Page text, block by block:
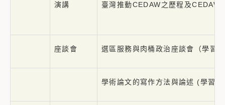
演講 臺灣推動CEDAW之歷程及CEDAW
座談會 選區服務與肉桶政治座談會（學習
學術論文的寫作方法與論述 (學習